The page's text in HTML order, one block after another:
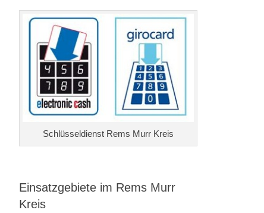
Schlüsseldienst Rems Murr Kreis
Einsatzgebiete im Rems Murr
Kreis